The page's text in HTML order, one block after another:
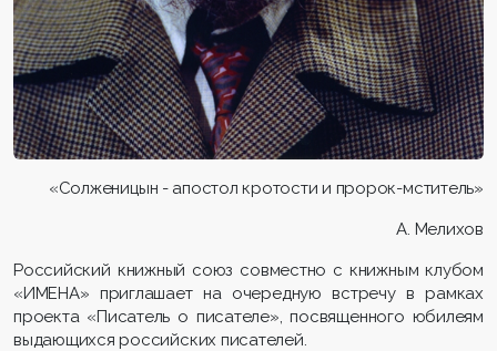
«Солженицын - апостол кротости и пророк-мститель»
А. Мелихов
Российский книжный союз совместно с книжным клубом
«ИМЕНА» приглашает на очередную встречу в рамках
проекта «Писатель о писателе», посвященного юбилеям
выдающихся российских писателей.